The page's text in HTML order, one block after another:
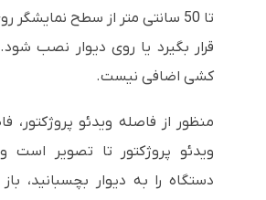
تا 50 سانتی متر از سطح نمایشگر
قرار بگیرد یا روی دیوار نصب
کشی اضافی نیست.
منظور از فاصله ویدئو پروژکتور،
ویدئو پروژکتور تا تصویر است و
دستگاه را به دیوار بچسبانید،